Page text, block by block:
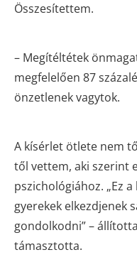
Összesítettem.
– Megítéltétek
megfelelően 87
önzetlenek vagytok.
A kísérlet ötlete nem
től vettem, aki szerint
pszichológiához. „Ez
gyerekek elkezdjenek
gondolkodni” –
támasztotta.